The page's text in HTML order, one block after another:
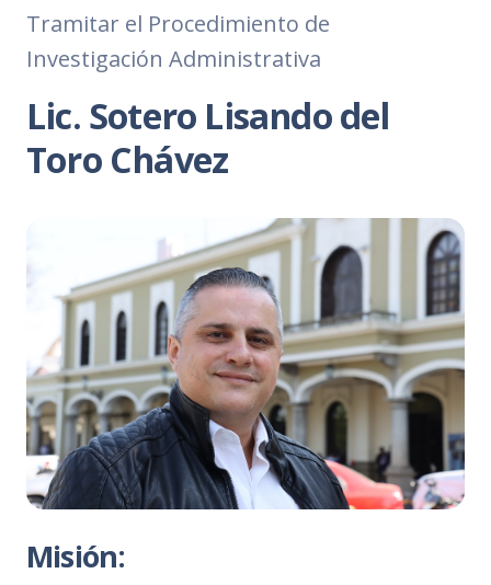
Tramitar el Procedimiento de
Investigación Administrativa
Lic. Sotero Lisando del
Toro Chávez
Misión: